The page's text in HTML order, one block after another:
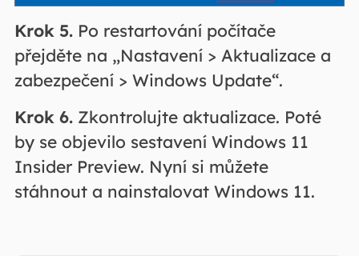
Krok 5.Po restartování počítače
přejděte na „Nastavení > Aktualizace a
zabezpečení > Windows Update“.
Krok 6.Zkontrolujte aktualizace. Poté
by se objevilo sestavení Windows 11
Insider Preview. Nyní si můžete
stáhnout a nainstalovat Windows 11.